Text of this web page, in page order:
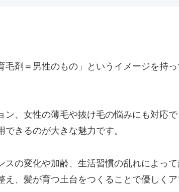
毛剤＝男性のもの」というイメージを持
ン、女性の薄毛や抜け毛の悩みにも対応
できるのが大きな魅力です。
スの変化や加齢、生活習慣の乱れによっ
え、髪が育つ土台をつくることで優しくア